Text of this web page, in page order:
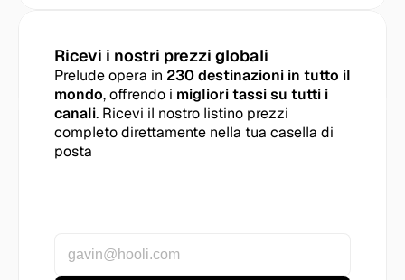
Ricevi i nostri prezzi globali
Prelude opera in 230 destinazioni in tutto il
mondo, offrendo i migliori tassi su tutti i
canali. Ricevi il nostro listino prezzi
completo direttamente nella tua casella di
posta